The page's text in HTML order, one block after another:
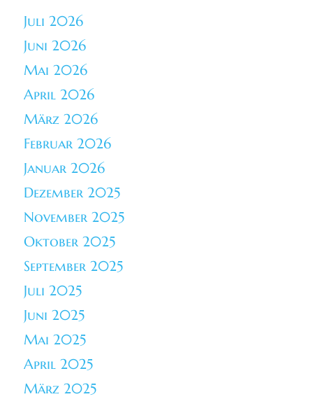
Juli 2026
Juni 2026
Mai 2026
April 2026
März 2026
Februar 2026
Januar 2026
Dezember 2025
November 2025
Oktober 2025
September 2025
Juli 2025
Juni 2025
Mai 2025
April 2025
März 2025